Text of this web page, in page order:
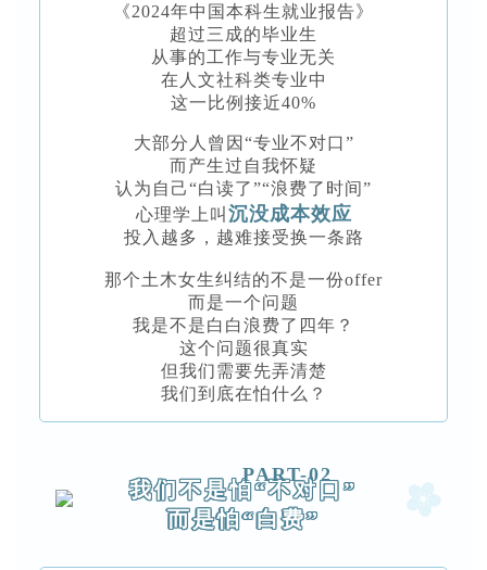
《2024年中国本科生就业报告》
超过三成的毕业生
从事的工作与专业无关
在人文社科类专业中
这一比例接近40%
大部分人曾因“专业不对口”
而产生过自我怀疑
认为自己“白读了”“浪费了时间”
心理学上叫 沉没成本效应
投入越多，越难接受换一条路
那个土木女生纠结的不是一份offer
而是一个问题
我是不是白白浪费了四年？
这个问题很真实
但我们需要先弄清楚
我们到底在怕什么？
PART-02
我们不是怕“不对口”
而是怕“白费”